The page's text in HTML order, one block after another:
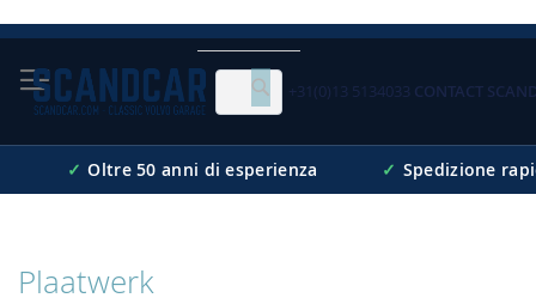
Skip
Content
Cerca
+31(0)13 5134033 CONTACT
✓ Oltre 50 anni di esperienza ✓ Spedizione
Plaatwerk